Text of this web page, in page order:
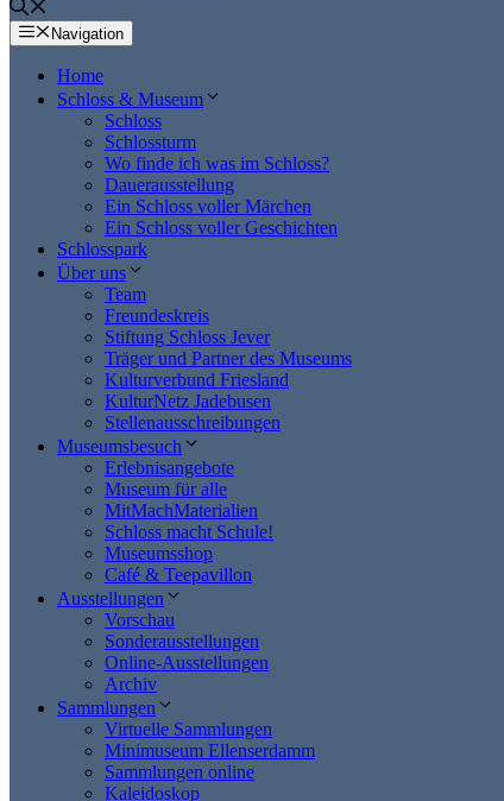
Navigation
Home
Schloss & Museum
Schloss
Schlossturm
Wo finde ich was im Schloss?
Dauerausstellung
Ein Schloss voller Märchen
Ein Schloss voller Geschichten
Schlosspark
Über uns
Team
Freundeskreis
Stiftung Schloss Jever
Träger und Partner des Museums
Kulturverbund Friesland
KulturNetz Jadebusen
Stellenausschreibungen
Museumsbesuch
Erlebnisangebote
Museum für alle
MitMachMaterialien
Schloss macht Schule!
Museumsshop
Café & Teepavillon
Ausstellungen
Vorschau
Sonderausstellungen
Online-Ausstellungen
Archiv
Sammlungen
Virtuelle Sammlungen
Minimuseum Ellenserdamm
Sammlungen online
Kaleidoskop